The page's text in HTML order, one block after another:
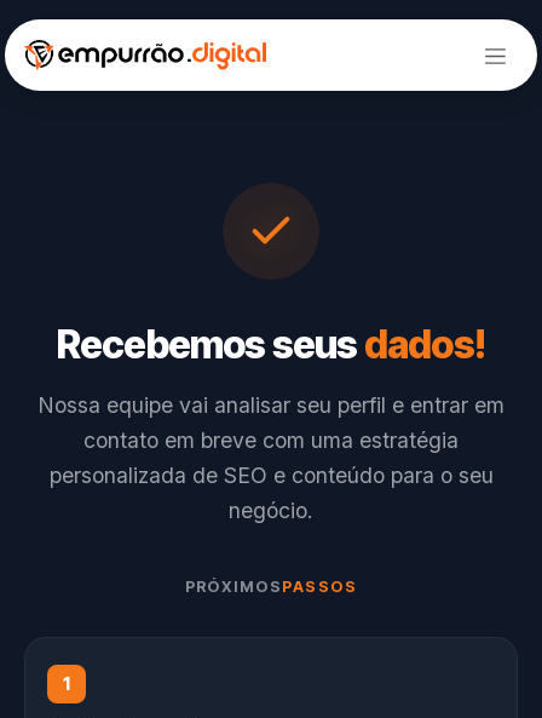
Pular para o conteúdo
Recebemos seusdados!
Nossa equipe vai analisar seu perfil e entrar em
contato em breve com uma estratégia
personalizada de SEO e conteúdo para o seu
negócio.
PRÓXIMOS PASSOS
1